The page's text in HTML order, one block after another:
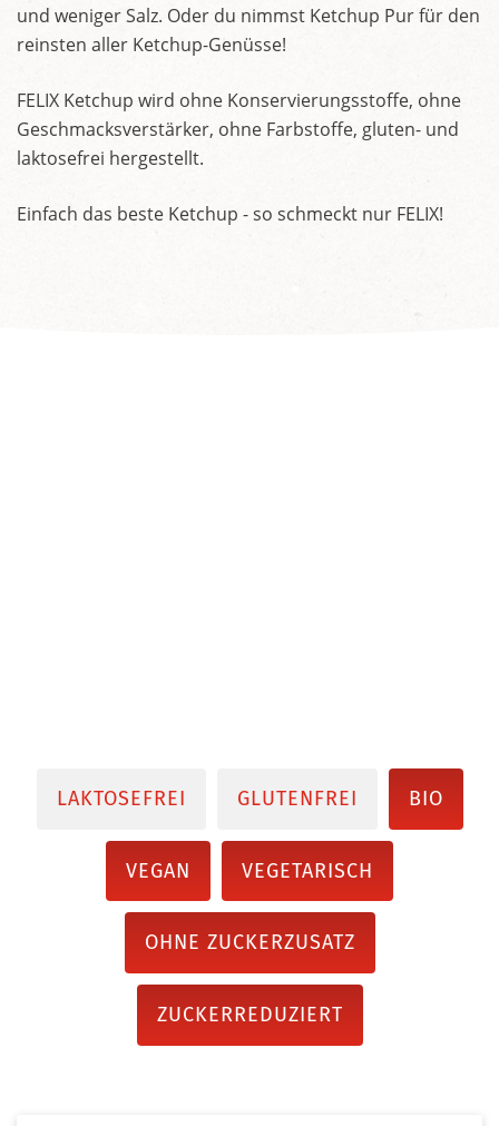
und weniger Salz. Oder du nimmst Ketchup Pur für den
reinsten aller Ketchup-Genüsse!
FELIX Ketchup wird ohne Konservierungsstoffe, ohne
Geschmacksverstärker, ohne Farbstoffe, gluten- und
laktosefrei hergestellt.
Einfach das beste Ketchup - so schmeckt nur FELIX!
LAKTOSEFREI GLUTENFREI BIO
VEGAN VEGETARISCH
OHNE ZUCKERZUSATZ
ZUCKERREDUZIERT